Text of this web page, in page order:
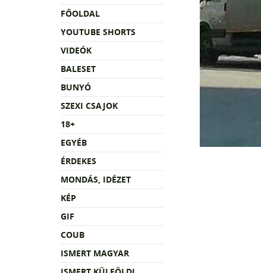
FŐOLDAL
YOUTUBE SHORTS
VIDEÓK
BALESET
BUNYÓ
SZEXI CSAJOK
18+
EGYÉB
ÉRDEKES
MONDÁS, IDÉZET
KÉP
GIF
COUB
ISMERT MAGYAR